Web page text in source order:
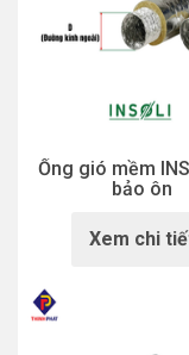
Ống gió mềm
bảo ôn
Xem chi